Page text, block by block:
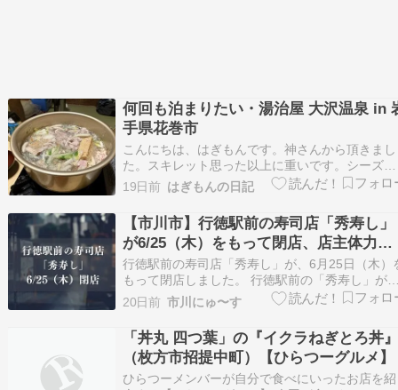
何回も泊まりたい・湯治屋 大沢温泉 in
手県花巻市
こんにちは、はぎもんです。神さんから頂きまし
た。スキレット思った以上に重いです。シーズニ
ングしておきます。キャンプで使うの楽しみです
(^^♪ランチも行ってきました。「ときわ寿司」海
丼（大盛）とミニサラダこれで900円かな？美味
かったです(^^♪限定20食なので、帰りは既に閉
店…
19日前 はぎもんの日記
【市川市】行徳駅前の寿司店「秀寿し」
が6/25（木）をもって閉店、店主体力の
限界のため廃業
行徳駅前の寿司店「秀寿し」が、6月25日（木）
もって閉店しました。 行徳駅前の「秀寿し」が
6/25（木）をもって閉店 お店はこちら、市川市
徳駅前2-21-22 行徳マンション1階にありました
場所は東京メトロ東西線「行徳駅」から徒歩圏
内、行徳マンション1階です。 「秀寿し…
20日前 市川にゅ〜す
「丼丸 四つ葉」の『イクラねぎとろ丼
（枚方市招提中町）【ひらつーグルメ】
ひらつーメンバーが自分で食べにいったお店を紹